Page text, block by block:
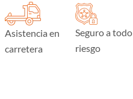
Asistencia en
carretera
Seguro a todo
riesgo